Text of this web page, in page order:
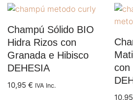
Champú Sólido BIO
Hidra Rizos con
Granada e Hibisco
DEHESIA
10,95 € IVA Inc.
con